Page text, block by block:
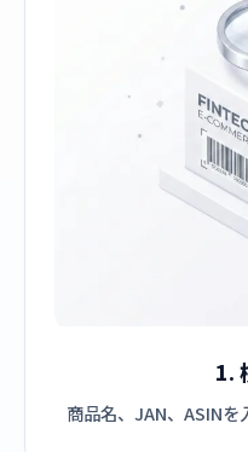
1.
商品名、JAN、ASINを